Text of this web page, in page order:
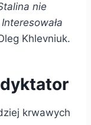
nie
Khlevniuk.
krwawych